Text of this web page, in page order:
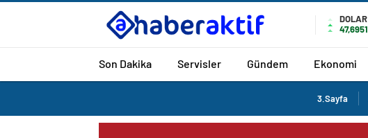
DOLAR
47,6951
Son Dakika Servisler Gündem Ekonomi
3.Sayfa